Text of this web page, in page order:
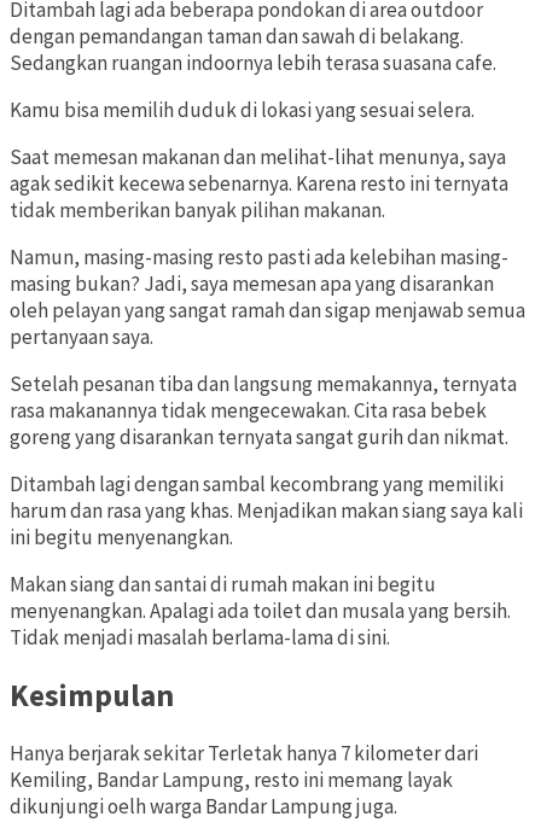
Ditambah lagi ada beberapa pondokan di area outdoor
dengan pemandangan taman dan sawah di belakang.
Sedangkan ruangan indoornya lebih terasa suasana cafe.
Kamu bisa memilih duduk di lokasi yang sesuai selera.
Saat memesan makanan dan melihat-lihat menunya, saya
agak sedikit kecewa sebenarnya. Karena resto ini ternyata
tidak memberikan banyak pilihan makanan.
Namun, masing-masing resto pasti ada kelebihan masing-
masing bukan? Jadi, saya memesan apa yang disarankan
oleh pelayan yang sangat ramah dan sigap menjawab semua
pertanyaan saya.
Setelah pesanan tiba dan langsung memakannya, ternyata
rasa makanannya tidak mengecewakan. Cita rasa bebek
goreng yang disarankan ternyata sangat gurih dan nikmat.
Ditambah lagi dengan sambal kecombrang yang memiliki
harum dan rasa yang khas. Menjadikan makan siang saya kali
ini begitu menyenangkan.
Makan siang dan santai di rumah makan ini begitu
menyenangkan. Apalagi ada toilet dan musala yang bersih.
Tidak menjadi masalah berlama-lama di sini.
Kesimpulan
Hanya berjarak sekitar Terletak hanya 7 kilometer dari
Kemiling, Bandar Lampung, resto ini memang layak
dikunjungi oelh warga Bandar Lampung juga.